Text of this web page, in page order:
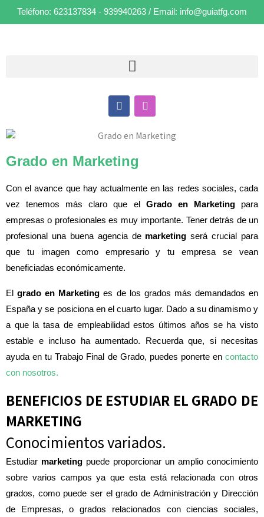
Teléfono: 623137834 - 939940263 / Email: info@guiatfg.com
Grado en Marketing
Con el avance que hay actualmente en las redes sociales, cada
vez tenemos más claro que el Grado en Marketingpara
empresas o profesionales es muy importante. Tener detrás de un
profesional una buena agencia de marketing será crucial para
que tu imagen como empresario y tu empresa se vean
beneficiadas económicamente.
Elgrado en Marketing es de los grados más demandados en
España y se posiciona en el cuarto lugar. Dado a su dinamismo y
a que la tasa de empleabilidad estos últimos años se ha visto
estable e incluso ha aumentado. Recuerda que, si necesitas
ayuda en tu Trabajo Final de Grado, puedes ponerte en contacto
con nosotros.
BENEFICIOS DE ESTUDIAR EL GRADO DE
MARKETING
Conocimientos variados.
Estudiar marketing puede proporcionar un amplio conocimiento
sobre varios campos ya que esta está relacionada con otros
grados, como puede ser el grado de Administración y Dirección
de Empresas, o grados relacionados con ciencias sociales,